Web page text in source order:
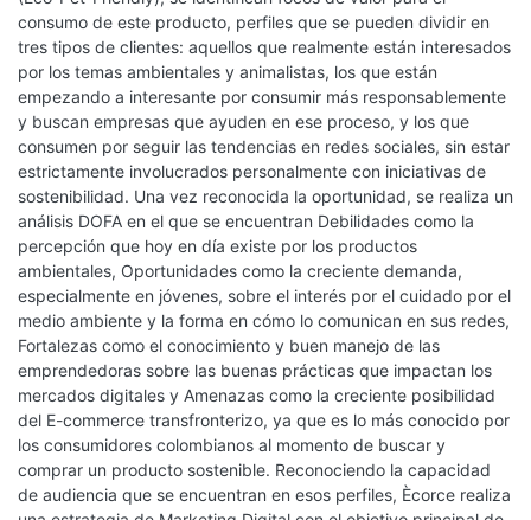
consumo de este producto, perfiles que se pueden dividir en
tres tipos de clientes: aquellos que realmente están interesados
por los temas ambientales y animalistas, los que están
empezando a interesante por consumir más responsablemente
y buscan empresas que ayuden en ese proceso, y los que
consumen por seguir las tendencias en redes sociales, sin estar
estrictamente involucrados personalmente con iniciativas de
sostenibilidad. Una vez reconocida la oportunidad, se realiza un
análisis DOFA en el que se encuentran Debilidades como la
percepción que hoy en día existe por los productos
ambientales, Oportunidades como la creciente demanda,
especialmente en jóvenes, sobre el interés por el cuidado por el
medio ambiente y la forma en cómo lo comunican en sus redes,
Fortalezas como el conocimiento y buen manejo de las
emprendedoras sobre las buenas prácticas que impactan los
mercados digitales y Amenazas como la creciente posibilidad
del E-commerce transfronterizo, ya que es lo más conocido por
los consumidores colombianos al momento de buscar y
comprar un producto sostenible. Reconociendo la capacidad
de audiencia que se encuentran en esos perfiles, Ècorce realiza